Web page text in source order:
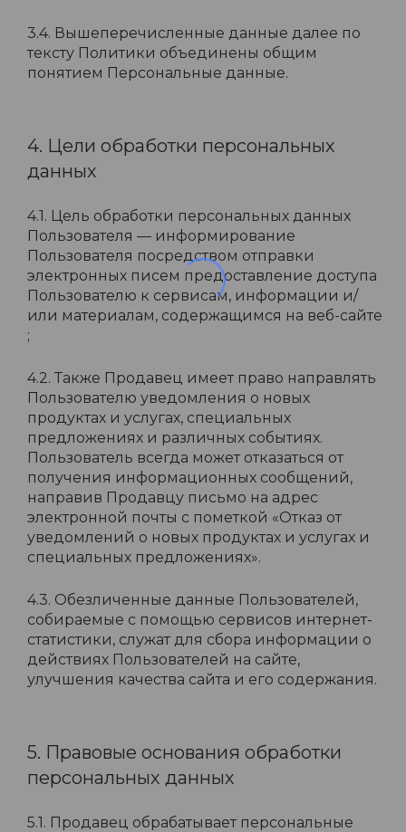
3.4. Вышеперечисленные данные далее по
тексту Политики объединены общим
понятием Персональные данные.
4. Цели обработки персональных
данных
4.1. Цель обработки персональных данных
Пользователя — информирование
Пользователя посредством отправки
электронных писем предоставление доступа
Пользователю к сервисам, информации и/
или материалам, содержащимся на веб-сайте
;
4.2. Также Продавец имеет право направлять
Пользователю уведомления о новых
продуктах и услугах, специальных
предложениях и различных событиях.
Пользователь всегда может отказаться от
получения информационных сообщений,
направив Продавцу письмо на адрес
электронной почты с пометкой «Отказ от
уведомлений о новых продуктах и услугах и
специальных предложениях».
4.3. Обезличенные данные Пользователей,
собираемые с помощью сервисов интернет-
статистики, служат для сбора информации о
действиях Пользователей на сайте,
улучшения качества сайта и его содержания.
5. Правовые основания обработки
персональных данных
5.1. Продавец обрабатывает персональные